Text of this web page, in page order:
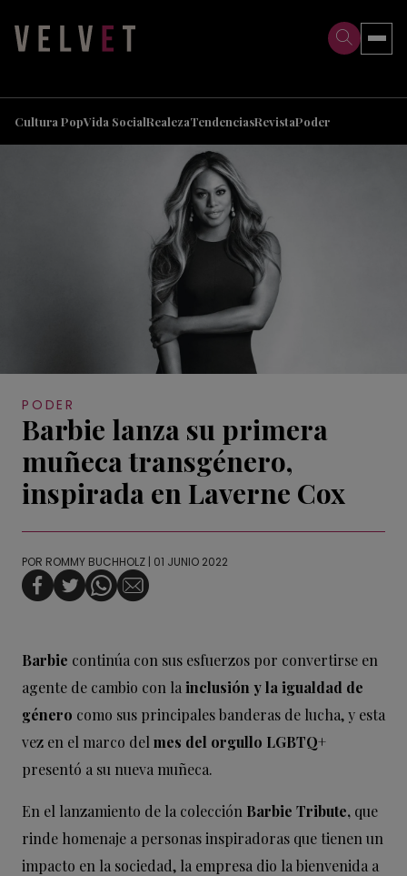
Cultura PopVida SocialRealezaTendenciasRevistaPoder
PODER
Barbie lanza su primera
muñeca transgénero,
inspirada en Laverne Cox
POR ROMMY BUCHHOLZ | 01 JUNIO 2022
Barbie continúa con sus esfuerzos por convertirse en
agente de cambio con la inclusión y la igualdad de
género como sus principales banderas de lucha, y esta
vez en el marco del mes del orgullo LGBTQ+
presentó a su nueva muñeca.
En el lanzamiento de la colección Barbie Tribute, que
rinde homenaje a personas inspiradoras que tienen un
impacto en la sociedad, la empresa dio la bienvenida a